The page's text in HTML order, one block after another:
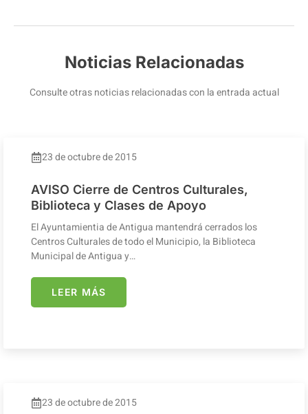
Noticias Relacionadas
Consulte otras noticias relacionadas con la entrada actual
23 de octubre de 2015
AVISO Cierre de Centros Culturales,
Biblioteca y Clases de Apoyo
El Ayuntamientia de Antigua mantendrá cerrados los
Centros Culturales de todo el Municipio, la Biblioteca
Municipal de Antigua y…
LEER MÁS
23 de octubre de 2015